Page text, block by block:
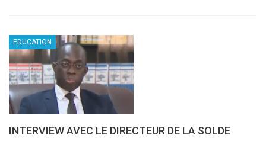
EDUCATION
INTERVIEW AVEC LE DIRECTEUR DE LA SOLDE